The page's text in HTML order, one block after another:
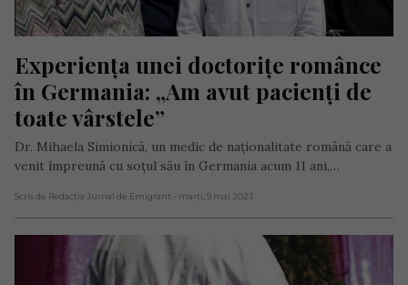
Experiența unei doctorițe românce
în Germania: „Am avut pacienți de
toate vârstele”
Dr. Mihaela Simionică, un medic de naționalitate română care a
venit împreună cu soțul său în Germania acum 11 ani,…
Scris de Redacția Jurnal de Emigrant - marți, 9 mai 2023